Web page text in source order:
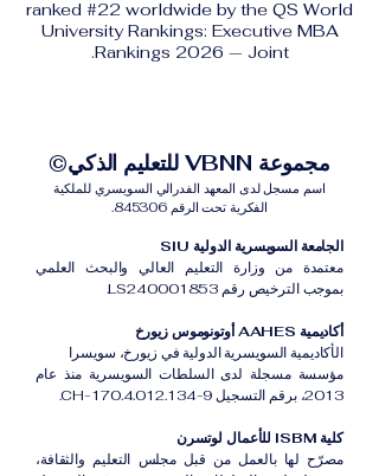
ranked #22 worldwide by the QS World
University Rankings: Executive MBA
Rankings 2026 — Joint.
مجموعة VBNN للتعليم الذكي©
اسم مسجل لدى المعهد الفدرالي السويسري للملكية
الفكرية تحت الرقم 845306.
الجامعة السويسرية الدولية SIU
معتمدة من وزارة التعليم العالي والبحث العلمي
بموجب الترخيص رقم LS240001853.
أكاديمية AAHES أوتونوموس زيورخ
الأكاديمية السويسرية الدولية في زيورخ، سويسرا
مؤسسة مسجلة لدى السلطات السويسرية منذ عام
2013، برقم التسجيل CH-170.4.012.134-9.
كلية ISBM للأعمال لوتسرن
مصرّح لها بالعمل من قبل مجلس التعليم والثقافة،